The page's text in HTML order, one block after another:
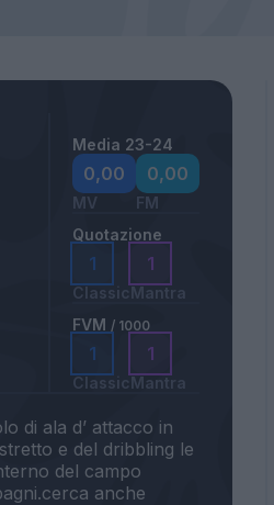
Media 23-24
0,00
MV
0,00
FM
Quotazione
1
Classic
1
Mantra
FVM / 1000
1
Classic
1
Mantra
di ala d’ attacco in
e del dribbling le
del campo
anche